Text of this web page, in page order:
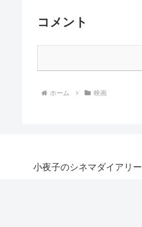
コメント
ホーム 映画
小夜子のシネマダイアリー